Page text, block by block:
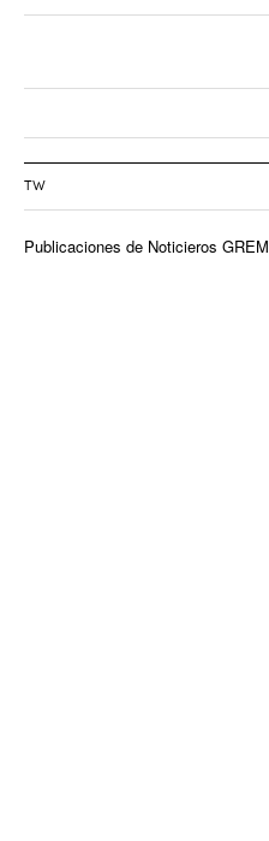
TW
Publicaciones de Noticieros GREM